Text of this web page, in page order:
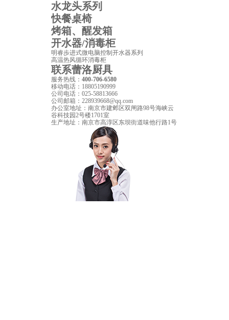
水龙头系列
快餐桌椅
烤箱、醒发箱
开水器/消毒柜
明睿歩进式微电脑控制开水器系列
高温热风循环消毒柜
联系蕾洛厨具
服务热线： 400-706-6580
移动电话： 18805190999
公司电话： 025-58813666
公司邮箱： 228939668@qq.com
办公室地址： 南京市建邺区双闸路98号海峡云
谷科技园2号楼1701室
生产地址： 南京市高淳区东坝街道味他行路1号